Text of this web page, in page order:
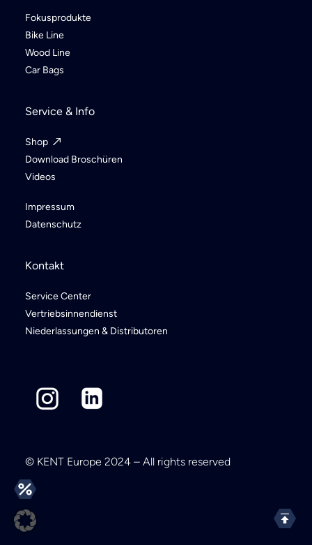
Fokusprodukte
Bike Line
Wood Line
Car Bags
Service & Info
Shop
Download Broschüren
Videos
Impressum
Datenschutz
Kontakt
Service Center
Vertriebsinnendienst
Niederlassungen & Distributoren
© KENT Europe 2024 – All rights reserved